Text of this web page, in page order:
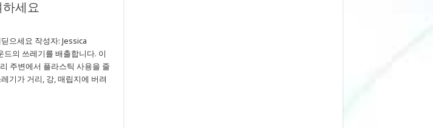
세요
으세요 작성자: Jessica
의 쓰레기를 배출합니다. 이
주변에서 플라스틱 사용을 줄
기가 거리, 강, 매립지에 버려